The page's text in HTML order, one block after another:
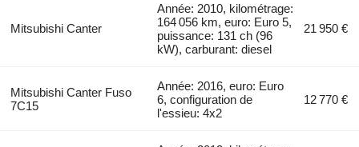
Mitsubishi Canter
Année: 2010, kilométrage:
164 056 km, euro: Euro 5,
puissance: 131 ch (96
kW), carburant: diesel
21 950 €
Mitsubishi Canter Fuso
7C15
Année: 2016, euro: Euro
6, configuration de
l'essieu: 4x2
12 770 €